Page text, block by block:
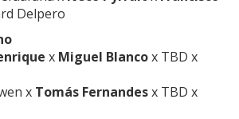
Delpero
x Miguel Blancox TBD x
x Tomás Fernandesx TBD x